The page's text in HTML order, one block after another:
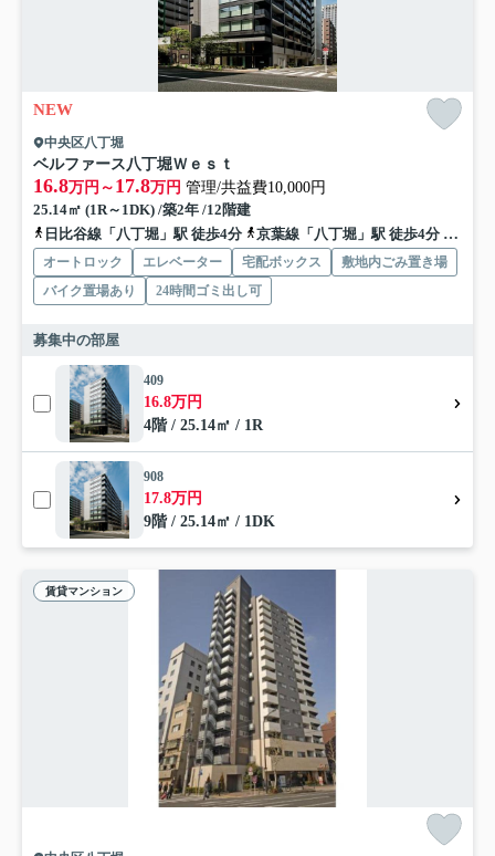
NEW
中央区八丁堀
ベルファース八丁堀Ｗｅｓｔ
16.8万円～ 17.8万円 管理/共益費10,000円
25.14㎡ (1R～1DK) /築2年 /12階建
日比谷線「八丁堀」駅 徒歩4分
京葉線「八丁堀」駅 徒歩4分 都営
オートロック エレベーター 宅配ボックス
敷地内ごみ置き場
バイク置場あり
24時間ゴミ出し可
募集中の部屋
409
16.8万円
4階 / 25.14㎡ / 1R
908
17.8万円
9階 / 25.14㎡ / 1DK
賃貸マンション